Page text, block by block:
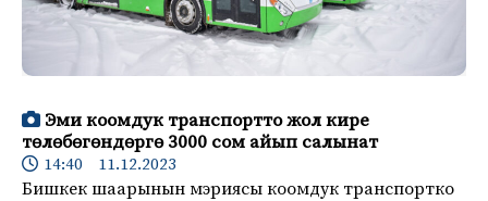
Эми коомдук транспортто жол кире
төлөбөгөндөргө 3000 сом айып салынат
14:40 11.12.2023
Бишкек шаарынын мэриясы коомдук транспортко